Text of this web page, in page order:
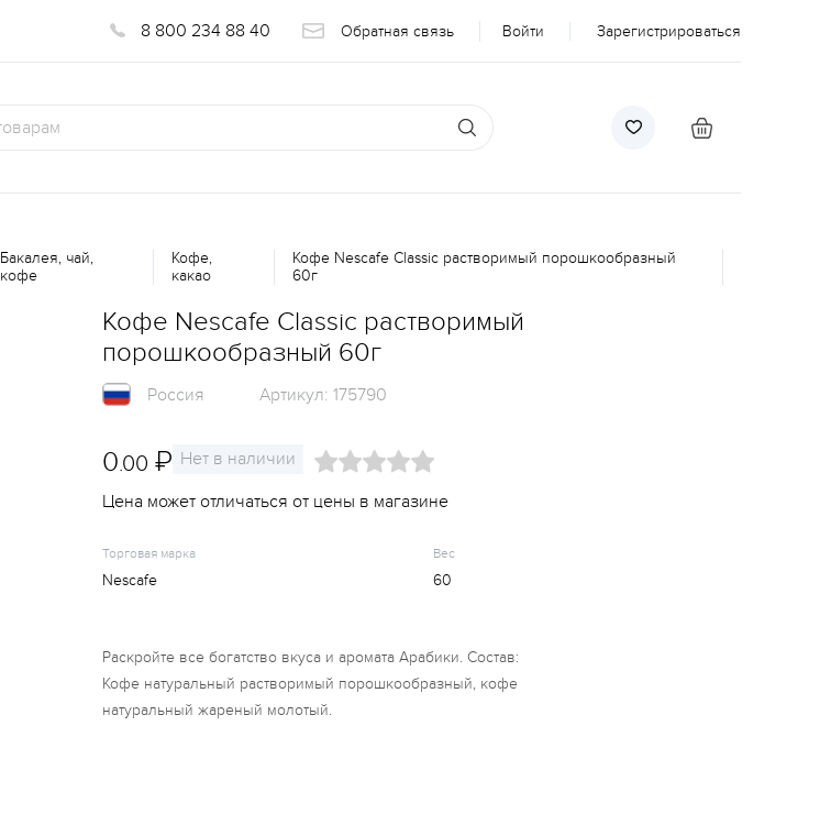
8 800 234 88 40 Обратная связь Войти Зарегистрироваться
Бакалея, чай,
кофе
Кофе,
какао
Кофе Nescafe Classic растворимый порошкообразный
60г
Кофе Nescafe Classic растворимый
порошкообразный 60г
Россия Артикул: 175790
0.00 ₽ Нет в наличии
Цена может отличаться от цены в магазине
Торговая марка
Nescafe
Вес
60
Раскройте все богатство вкуса и аромата Арабики. Состав:
Кофе натуральный растворимый порошкообразный, кофе
натуральный жареный молотый.